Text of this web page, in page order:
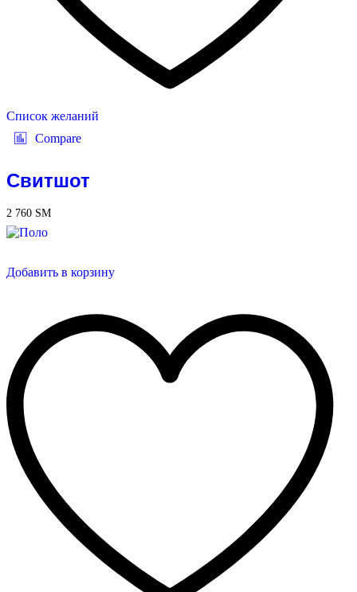
Список желаний
Compare
Свитшот
2 760 ЅМ
Добавить в корзину